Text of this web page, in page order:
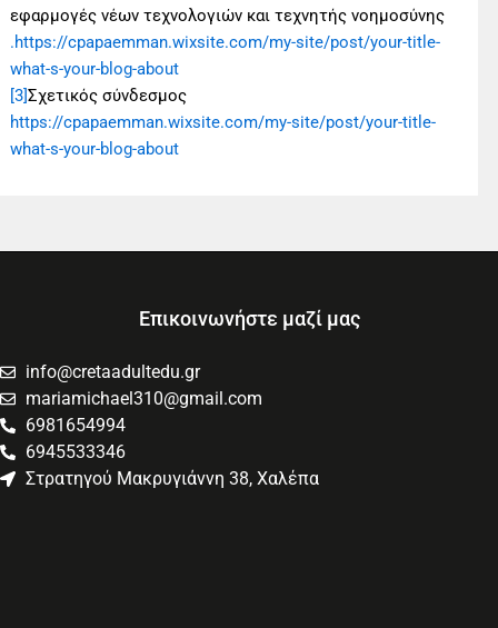
εφαρμογές νέων τεχνολογιών και τεχνητής νοημοσύνης
.https://cpapaemman.wixsite.com/my-site/post/your-title-
what-s-your-blog-about
[3]Σχετικός σύνδεσμος
https://cpapaemman.wixsite.com/my-site/post/your-title-
what-s-your-blog-about
Επικοινωνήστε μαζί μας
info@cretaadultedu.gr
mariamichael310@gmail.com
6981654994
6945533346
Στρατηγού Μακρυγιάννη 38, Χαλέπα